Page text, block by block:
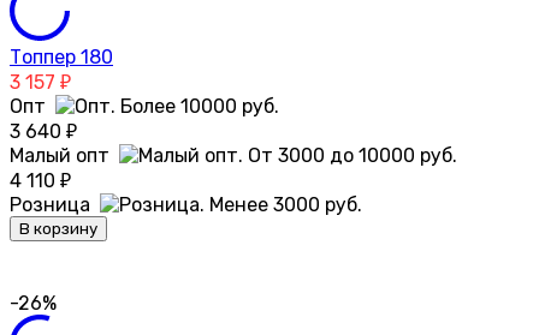
Топпер 180
3 157 ₽
Опт
3 640 ₽
Малый опт
4 110 ₽
Розница
В корзину
-26%